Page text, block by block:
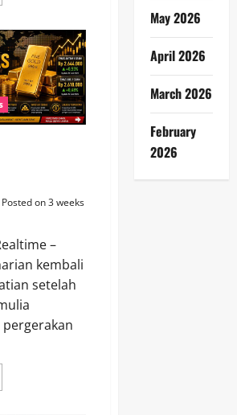
Posted on 3 weeks
–
kembali
setelah
May 2026
April 2026
March 2026
February
2026